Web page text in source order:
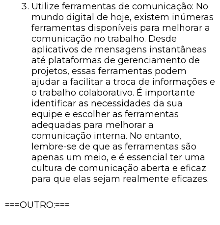
Utilize ferramentas de comunicação: No
mundo digital de hoje, existem inúmeras
ferramentas disponíveis para melhorar a
comunicação no trabalho. Desde
aplicativos de mensagens instantâneas
até plataformas de gerenciamento de
projetos, essas ferramentas podem
ajudar a facilitar a troca de informações e
o trabalho colaborativo. É importante
identificar as necessidades da sua
equipe e escolher as ferramentas
adequadas para melhorar a
comunicação interna. No entanto,
lembre-se de que as ferramentas são
apenas um meio, e é essencial ter uma
cultura de comunicação aberta e eficaz
para que elas sejam realmente eficazes.
===OUTRO:===